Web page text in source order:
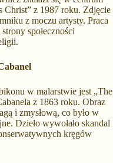
Christ” z 1987 roku. Zdjęcie
z moczu artysty. Praca
społeczności
w malarstwie jest „The
z 1863 roku. Obraz
i zmysłową, co było w
Dzieło wywołało skandal
kręgów